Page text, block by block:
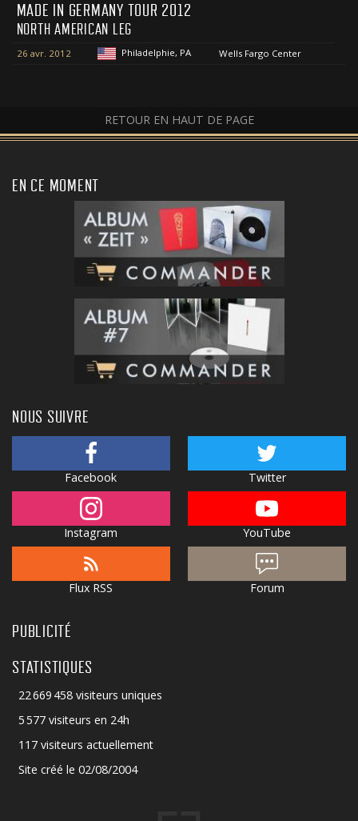
MADE IN GERMANY TOUR 2012
NORTH AMERICAN LEG
26 avr. 2012 Philadelphie, PA Wells Fargo Center
RETOUR EN HAUT DE PAGE
EN CE MOMENT
NOUS SUIVRE
Facebook Twitter
Instagram YouTube
Flux RSS Forum
PUBLICITÉ
STATISTIQUES
22 669 458 visiteurs uniques
5 577 visiteurs en 24h
117 visiteurs actuellement
Site créé le 02/08/2004